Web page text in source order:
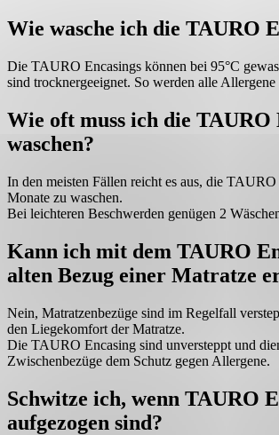
Wie wasche ich die TAURO
Die TAURO Encasings können bei 95°C
sind trocknergeeignet. So werden alle Allergene
Wie oft muss ich die TAURO
waschen?
In den meisten Fällen reicht es aus, die
Monate zu waschen.
Bei leichteren Beschwerden genügen 2
Kann ich mit dem TAURO
alten Bezug einer Matratze
Nein, Matratzenbezüge sind im Regelfall
den Liegekomfort der Matratze.
Die TAURO Encasing sind unversteppt und
Zwischenbezüge dem Schutz gegen Allergene.
Schwitze ich, wenn TAURO
aufgezogen sind?